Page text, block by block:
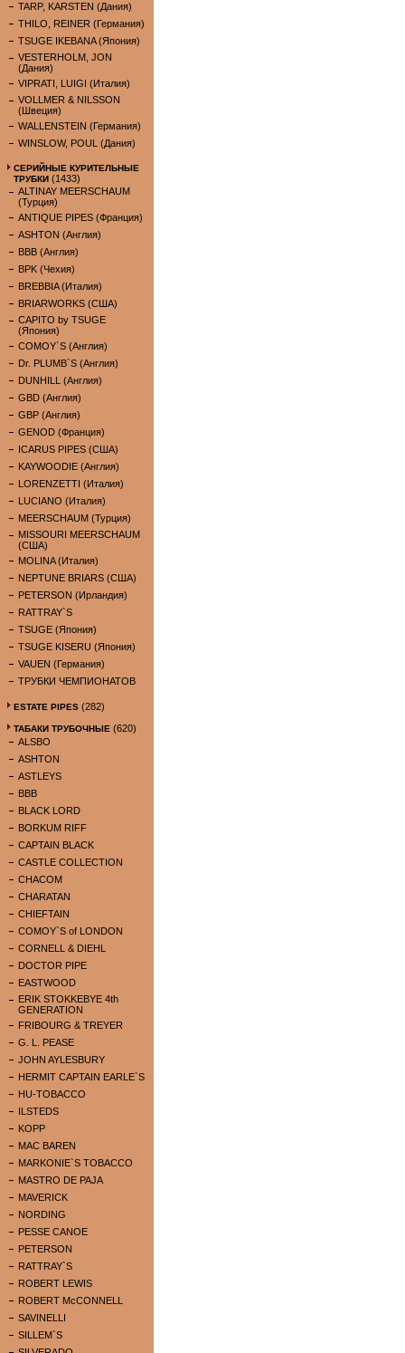
TARP, KARSTEN (Дания)
THILO, REINER (Германия)
TSUGE IKEBANA (Япония)
VESTERHOLM, JON
(Дания)
VIPRATI, LUIGI (Италия)
VOLLMER & NILSSON
(Швеция)
WALLENSTEIN (Германия)
WINSLOW, POUL (Дания)
СЕРИЙНЫЕ КУРИТЕЛЬНЫЕ
ТРУБКИ (1433)
ALTINAY MEERSCHAUM
(Турция)
ANTIQUE PIPES (Франция)
ASHTON (Англия)
BBB (Англия)
BPK (Чехия)
BREBBIA (Италия)
BRIARWORKS (США)
CAPITO by TSUGE
(Япония)
COMOY`S (Англия)
Dr. PLUMB`S (Англия)
DUNHILL (Англия)
GBD (Англия)
GBP (Англия)
GENOD (Франция)
ICARUS PIPES (США)
KAYWOODIE (Англия)
LORENZETTI (Италия)
LUCIANO (Италия)
MEERSCHAUM (Турция)
MISSOURI MEERSCHAUM
(США)
MOLINA (Италия)
NEPTUNE BRIARS (США)
PETERSON (Ирландия)
RATTRAY`S
TSUGE (Япония)
TSUGE KISERU (Япония)
VAUEN (Германия)
ТРУБКИ ЧЕМПИОНАТОВ
ESTATE PIPES (282)
ТАБАКИ ТРУБОЧНЫЕ (620)
ALSBO
ASHTON
ASTLEYS
BBB
BLACK LORD
BORKUM RIFF
CAPTAIN BLACK
CASTLE COLLECTION
CHACOM
CHARATAN
CHIEFTAIN
COMOY`S of LONDON
CORNELL & DIEHL
DOCTOR PIPE
EASTWOOD
ERIK STOKKEBYE 4th
GENERATION
FRIBOURG & TREYER
G. L. PEASE
JOHN AYLESBURY
HERMIT CAPTAIN EARLE`S
HU-TOBACCO
ILSTEDS
KOPP
MAC BAREN
MARKONIE`S TOBACCO
MASTRO DE PAJA
MAVERICK
NORDING
PESSE CANOE
PETERSON
RATTRAY`S
ROBERT LEWIS
ROBERT McCONNELL
SAVINELLI
SILLEM`S